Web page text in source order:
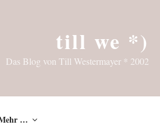
till we *)
Das Blog von Till Westermayer * 2002
…